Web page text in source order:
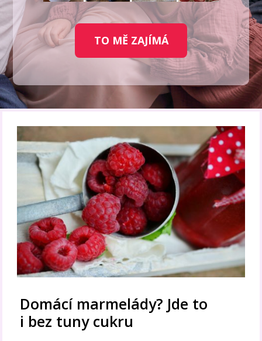
TO MĚ ZAJÍMÁ
Domácí marmelády? Jde to
i bez tuny cukru